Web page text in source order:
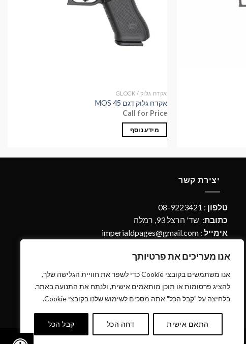
אנו מעריכים את פרטיותך
אנו משתמשים בקובצי Cookie כדי לשפר את חוויית הגלישה שלך,
להציג פרסומות או תוכן מותאמים אישית, ולנתח את התנועה באתר.
בלחיצה על "קבל הכל" אתה מסכים לשימוש שלנו בקובצי Cookie.
התאם אישית דחה הכל קבל הכל
אקדח גלוק / GLOCK
אקדח גלוק דגם 45 MOS
Call for Price
מידע נוסף
יצירת קשר
טלפון : 08-9223421
כתובת: שד' הרצל 93, רמלה
אימייל :
imperialdpages@gmail.com